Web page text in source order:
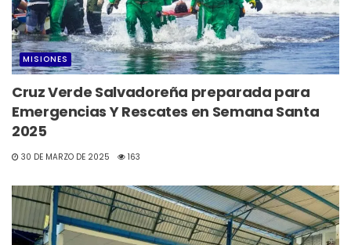
MISIONES
Cruz Verde Salvadoreña preparada para
Emergencias Y Rescates en Semana Santa
2025
30 DE MARZO DE 2025 163